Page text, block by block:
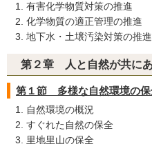
有害化学物質対策の推進
化学物質の適正管理の推進
地下水・土壌汚染対策の推進
第２章 人と自然が共に
第１節 多様な自然環境の保
自然環境の概況
すぐれた自然の保全
里地里山の保全